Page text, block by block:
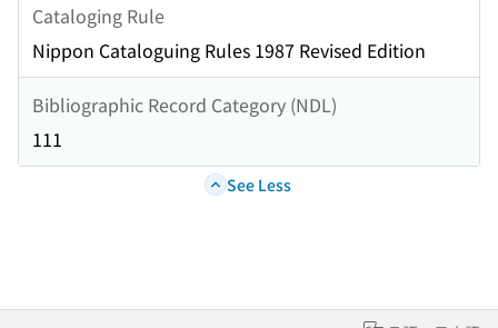
Cataloging Rule
Nippon Cataloguing Rules 1987 Revised Edition
Bibliographic Record Category (NDL)
111
See Less